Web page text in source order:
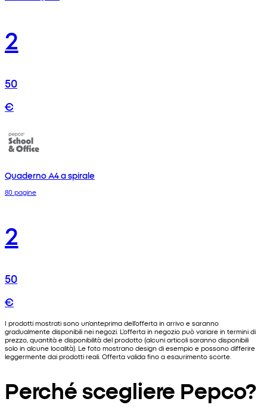
2
50
€
Quaderno A4 a spirale
80 pagine
2
50
€
I prodotti mostrati sono un'anteprima dell'offerta in arrivo e saranno
gradualmente disponibili nei negozi. L'offerta in negozio può variare in termini di
prezzo, quantità e disponibilità del prodotto (alcuni articoli saranno disponibili
solo in alcune località). Le foto mostrano design di esempio e possono differire
leggermente dai prodotti reali. Offerta valida fino a esaurimento scorte.
Perché scegliere Pepco?